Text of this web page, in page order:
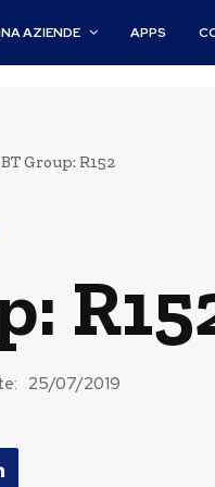
AZIENDE APPS
BT Group: R152
25/07/2019